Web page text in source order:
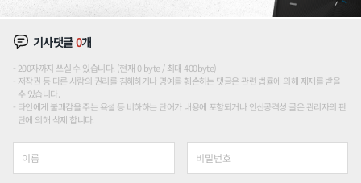
기사댓글0개
200자까지 쓰실 수 있습니다. (현재 0 byte / 최대 400byte)
저작권 등 다른 사람의 권리를 침해하거나 명예를 훼손하는 댓글은 관련 법률에 의해 제재를 받을
수 있습니다.
타인에게 불쾌감을 주는 욕설 등 비하하는 단어가 내용에 포함되거나 인신공격성 글은 관리자의 판
단에 의해 삭제 합니다.